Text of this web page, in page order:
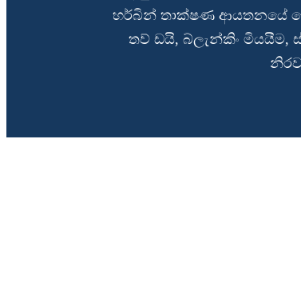
හර්බින් තාක්ෂණ ආයතනයේ
තව් ඩයි, බ්ලැන්කිං මියයීම,